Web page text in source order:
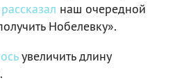
рассказал наш очередной
Нобелевку».
увеличить длину